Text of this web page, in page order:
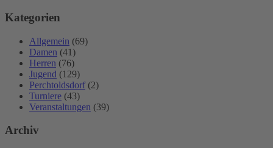
Kategorien
Allgemein (69)
Damen (41)
Herren (76)
Jugend (129)
Perchtoldsdorf (2)
Turniere (43)
Veranstaltungen (39)
Archiv